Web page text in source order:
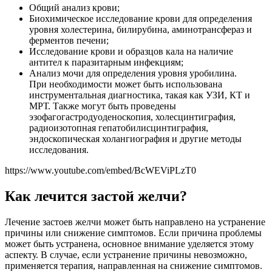
Общий анализ крови;
Биохимическое исследование крови для определения
уровня холестерина, билирубина, аминотрансфераз и
ферментов печени;
Исследование крови и образцов кала на наличие
антител к паразитарным инфекциям;
Анализ мочи для определения уровня уробилина.
При необходимости может быть использована
инструментальная диагностика, такая как УЗИ, КТ и
МРТ. Также могут быть проведены
эзофагогастродуоденоскопия, холесцинтиграфия,
радиоизотопная гепатобилисцинтиграфия,
эндоскопическая холангиография и другие методы
исследования.
https://www.youtube.com/embed/BcWEViPLzT0
Как лечится застой желчи?
Лечение застоев желчи может быть направлено на устранение
причины или снижение симптомов. Если причина проблемы
может быть устранена, основное внимание уделяется этому
аспекту. В случае, если устранение причины невозможно,
применяется терапия, направленная на снижение симптомов.